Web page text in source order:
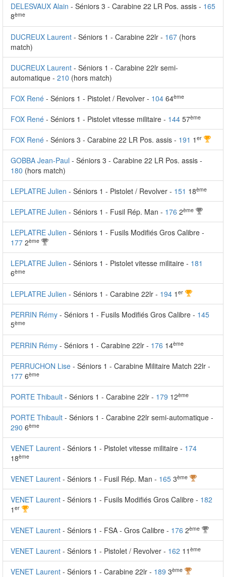
DELESVAUX Alain - Séniors 3 - Carabine 22 LR Pos. assis - 165
8ème
DUCREUX Laurent - Séniors 1 - Carabine 22lr - 167 (hors
match)
DUCREUX Laurent - Séniors 1 - Carabine 22lr semi-
automatique - 210 (hors match)
FOX René - Séniors 1 - Pistolet / Revolver - 104 64ème
FOX René - Séniors 1 - Pistolet vitesse militaire - 144 57ème
FOX René - Séniors 3 - Carabine 22 LR Pos. assis - 191 1 er
GOBBA Jean-Paul - Séniors 3 - Carabine 22 LR Pos. assis -
180 (hors match)
LEPLATRE Julien - Séniors 1 - Pistolet / Revolver - 151 18ème
LEPLATRE Julien - Séniors 1 - Fusil Rép. Man - 176 2ème
LEPLATRE Julien - Séniors 1 - Fusils Modifiés Gros Calibre -
177 2ème
LEPLATRE Julien - Séniors 1 - Pistolet vitesse militaire - 181
6ème
LEPLATRE Julien - Séniors 1 - Carabine 22lr - 194 1 er
PERRIN Rémy - Séniors 1 - Fusils Modifiés Gros Calibre - 145
5ème
PERRIN Rémy - Séniors 1 - Carabine 22lr - 176 14ème
PERRUCHON Lise - Séniors 1 - Carabine Militaire Match 22lr -
177 6ème
PORTE Thibault - Séniors 1 - Carabine 22lr - 179 12ème
PORTE Thibault - Séniors 1 - Carabine 22lr semi-automatique -
290 6ème
VENET Laurent - Séniors 1 - Pistolet vitesse militaire - 174
18ème
VENET Laurent - Séniors 1 - Fusil Rép. Man - 165 3ème
VENET Laurent - Séniors 1 - Fusils Modifiés Gros Calibre - 182
1 er
VENET Laurent - Séniors 1 - FSA - Gros Calibre - 176 2ème
VENET Laurent - Séniors 1 - Pistolet / Revolver - 162 11 ème
VENET Laurent - Séniors 1 - Carabine 22lr - 189 3ème